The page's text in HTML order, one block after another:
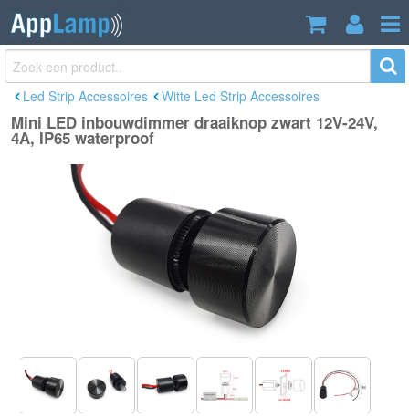
Mini LED inbouwdimmer draaiknop zwart
12V-24V, 4A, IP65 waterproof
€29,65
Led Strip Accessoires Witte Led Strip Accessoires
Mini LED inbouwdimmer draaiknop zwart 12V-24V,
4A, IP65 waterproof